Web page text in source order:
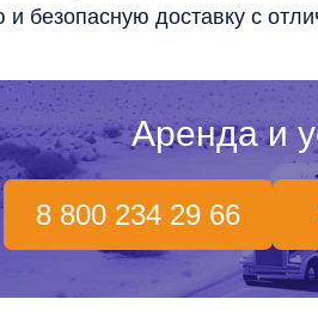
безопасную доставку с
Аренда и
8 800 234 29 66